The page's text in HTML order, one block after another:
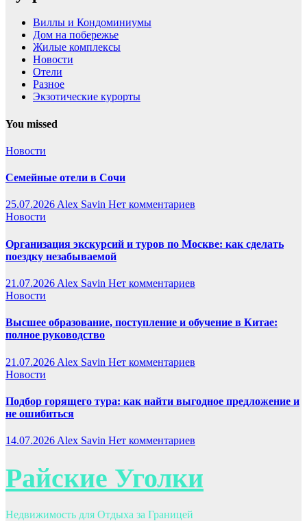
Виллы и Кондоминиумы
Дом на побережье
Жилые комплексы
Новости
Отели
Разное
Экзотические курорты
You missed
Новости
Семейные отели в Сочи
25.07.2026Alex Savin Нет комментариев
Новости
Организация экскурсий и туров по Москве: как сделать
поездку незабываемой
21.07.2026 Alex Savin Нет комментариев
Новости
Высшее образование, поступление и обучение в Китае:
полное руководство
21.07.2026 Alex Savin Нет комментариев
Новости
Подбор горящего тура: как найти выгодное предложение и
не ошибиться
14.07.2026 Alex Savin Нет комментариев
Райские Уголки
Недвижимость для Отдыха за Границей